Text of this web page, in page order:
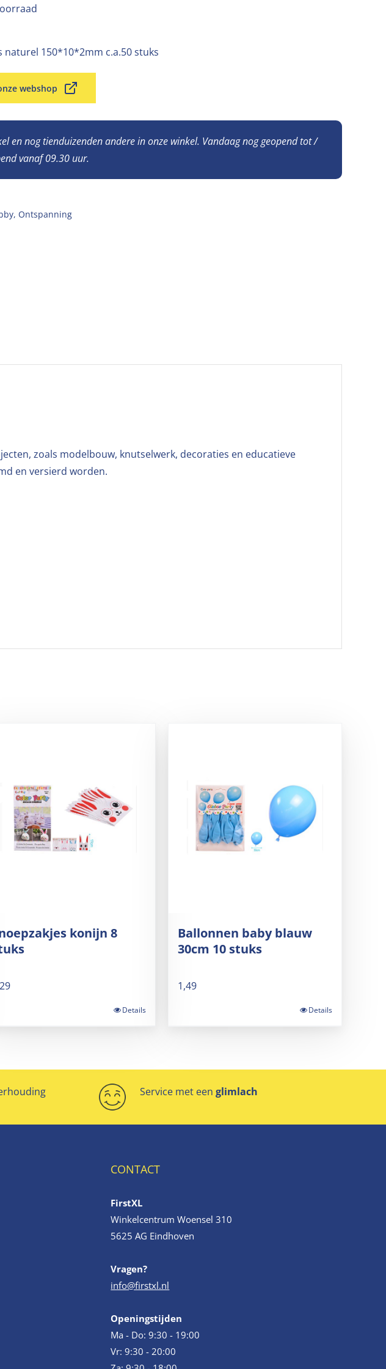
naturel 150*10*2mm c.a.50 stuks
webshop
en nog tienduizenden andere in onze winkel. Vandaag nog geopend tot /
vanaf 09.30 uur.
, Ontspanning
zoals modelbouw, knutselwerk, decoraties en educatieve
en versierd worden.
konijn 8
Details
Ballonnen baby blauw
30cm 10 stuks
1,49
Details
Service met eenglimlach
CONTACT
FirstXL
Winkelcentrum Woensel 310
5625 AG Eindhoven
Vragen?
info@firstxl.nl
Openingstijden
Ma - Do: 9:30 - 19:00
Vr: 9:30 - 20:00